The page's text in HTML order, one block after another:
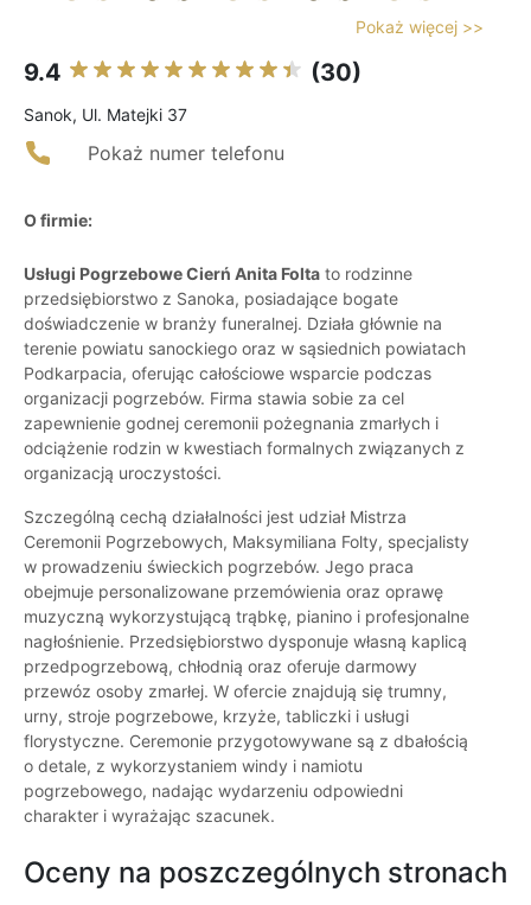
Pokaż więcej >>
9.4 (30)
Sanok, Ul. Matejki 37
Pokaż numer telefonu
O firmie:
Usługi Pogrzebowe Cierń Anita Folta to rodzinne
przedsiębiorstwo z Sanoka, posiadające bogate
doświadczenie w branży funeralnej. Działa głównie na
terenie powiatu sanockiego oraz w sąsiednich powiatach
Podkarpacia, oferując całościowe wsparcie podczas
organizacji pogrzebów. Firma stawia sobie za cel
zapewnienie godnej ceremonii pożegnania zmarłych i
odciążenie rodzin w kwestiach formalnych związanych z
organizacją uroczystości.
Szczególną cechą działalności jest udział Mistrza
Ceremonii Pogrzebowych, Maksymiliana Folty, specjalisty
w prowadzeniu świeckich pogrzebów. Jego praca
obejmuje personalizowane przemówienia oraz oprawę
muzyczną wykorzystującą trąbkę, pianino i profesjonalne
nagłośnienie. Przedsiębiorstwo dysponuje własną kaplicą
przedpogrzebową, chłodnią oraz oferuje darmowy
przewóz osoby zmarłej. W ofercie znajdują się trumny,
urny, stroje pogrzebowe, krzyże, tabliczki i usługi
florystyczne. Ceremonie przygotowywane są z dbałością
o detale, z wykorzystaniem windy i namiotu
pogrzebowego, nadając wydarzeniu odpowiedni
charakter i wyrażając szacunek.
Oceny na poszczególnych stronach